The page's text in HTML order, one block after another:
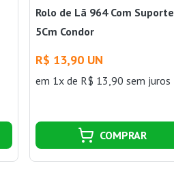
Rolo de Lã 964 Com Suporte
5Cm Condor
R$ 13,90 UN
em 1x de R$ 13,90 sem juros
COMPRAR